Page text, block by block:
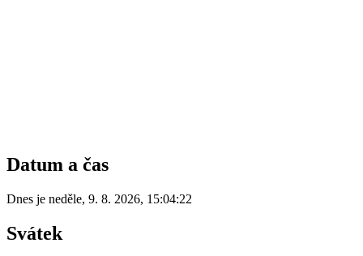
Datum a čas
Dnes je neděle, 9. 8. 2026, 15:04:22
Svátek